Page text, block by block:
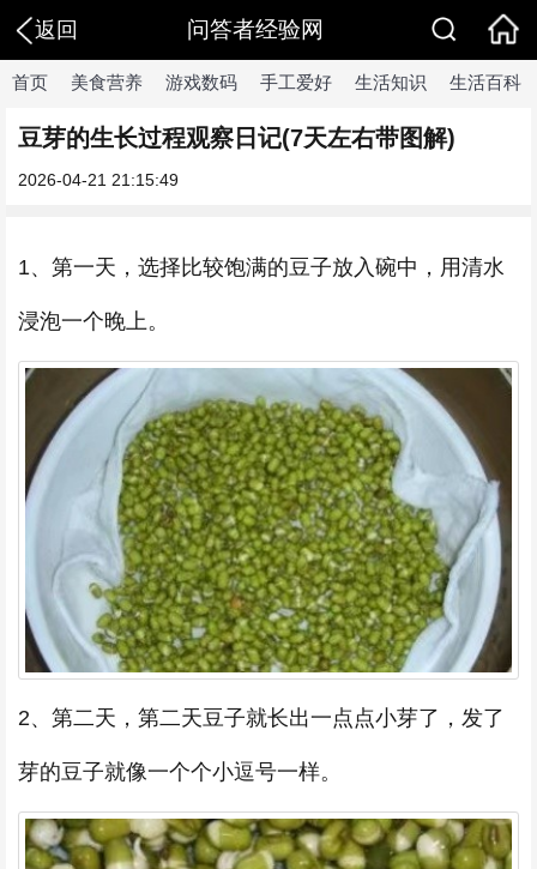
返回 问答者经验网
首页 美食营养 游戏数码 手工爱好 生活知识 生活百科
豆芽的生长过程观察日记(7天左右带图解)
2026-04-21 21:15:49
1、第一天，选择比较饱满的豆子放入碗中，用清水
浸泡一个晚上。
2、第二天，第二天豆子就长出一点点小芽了，发了
芽的豆子就像一个个小逗号一样。